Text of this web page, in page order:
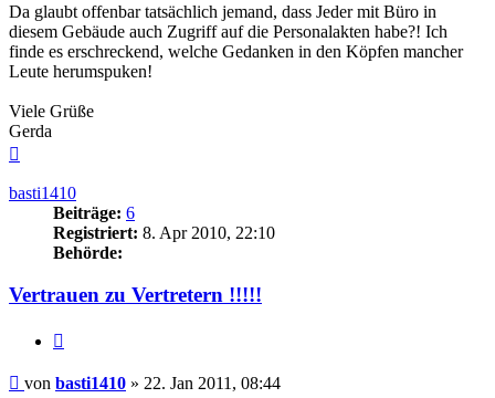
Da glaubt offenbar tatsächlich jemand, dass Jeder mit Büro in
diesem Gebäude auch Zugriff auf die Personalakten habe?! Ich
finde es erschreckend, welche Gedanken in den Köpfen mancher
Leute herumspuken!
Viele Grüße
Gerda
basti1410
Beiträge: 6
Registriert: 8. Apr 2010, 22:10
Behörde:
Vertrauen zu Vertretern !!!!!
Beitrag
von basti1410 » 22. Jan 2011, 08:44